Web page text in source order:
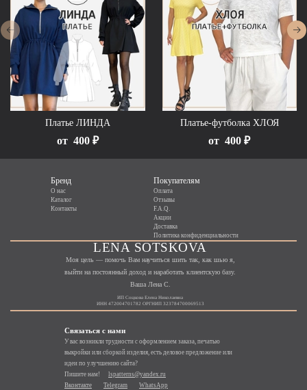
Платье ЛИНДА
от 400 ₽
Платье-футболка ХЛОЯ
от 400 ₽
Бренд
О нас
Каталог
Контакты
Покупателям
Оплата
Отзывы
F.A.Q.
Акции
Доставка
Политика конфиденциальности
LENA SOTSKOVA
Моя цель — помочь Вам научиться шить так, как шью я,
выйти на постоянный доход и наработать клиентскую базу.
Ваша Лена С.
ИП Соцкова Елена Николаевна
ИНН 472004701782 ОРГНИП 323784700069513
Связаться с нами
У вас возникли трудности с оформлением заказа, печатью
выкройки или сборкой изделия, есть деловое предложение или
идеи по улучшению сайта?
Пишите нам!
lspatterns@yandex.ru
Вконтакте
Telegram WhatsApp